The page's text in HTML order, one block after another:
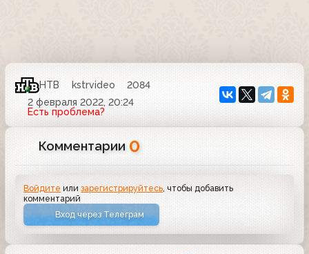
НТВ kstrvideo
2084
2 февраля 2022, 20:24
Есть проблема?
Комментарии 0
Войдите илизарегистрируйтесь , чтобы добавить
комментарий
Вход через Телеграм